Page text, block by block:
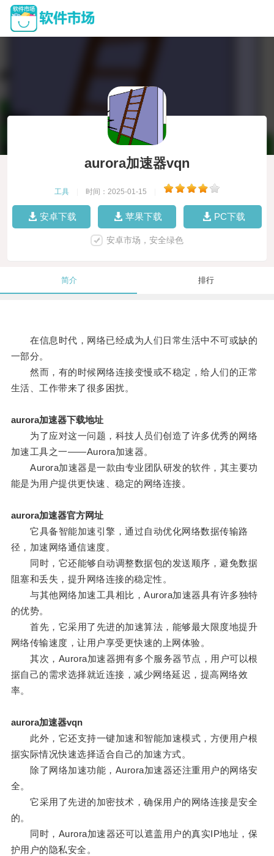
aurora加速器vqn
工具 时间：2025-01-15
安卓下载 苹果下载 PC下载
安卓市场，安全绿色
简介 排行
在信息时代，网络已经成为人们日常生活中不可或缺的
一部分。
然而，有的时候网络连接变慢或不稳定，给人们的正常
生活、工作带来了很多困扰。
aurora加速器下载地址
为了应对这一问题，科技人员们创造了许多优秀的网络
加速工具之一——Aurora加速器。
Aurora加速器是一款由专业团队研发的软件，其主要功
能是为用户提供更快速、稳定的网络连接。
aurora加速器官方网址
它具备智能加速引擎，通过自动优化网络数据传输路
径，加速网络通信速度。
同时，它还能够自动调整数据包的发送顺序，避免数据
阻塞和丢失，提升网络连接的稳定性。
与其他网络加速工具相比，Aurora加速器具有许多独特
的优势。
首先，它采用了先进的加速算法，能够最大限度地提升
网络传输速度，让用户享受更快速的上网体验。
其次，Aurora加速器拥有多个服务器节点，用户可以根
据自己的需求选择就近连接，减少网络延迟，提高网络效
率。
aurora加速器vqn
此外，它还支持一键加速和智能加速模式，方便用户根
据实际情况快速选择适合自己的加速方式。
除了网络加速功能，Aurora加速器还注重用户的网络安
全。
它采用了先进的加密技术，确保用户的网络连接是安全
的。
同时，Aurora加速器还可以遮盖用户的真实IP地址，保
护用户的隐私安全。